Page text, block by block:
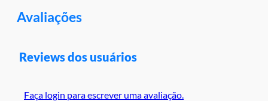
Avaliações
Reviews dos usuários
Faça login para escrever uma avaliação.